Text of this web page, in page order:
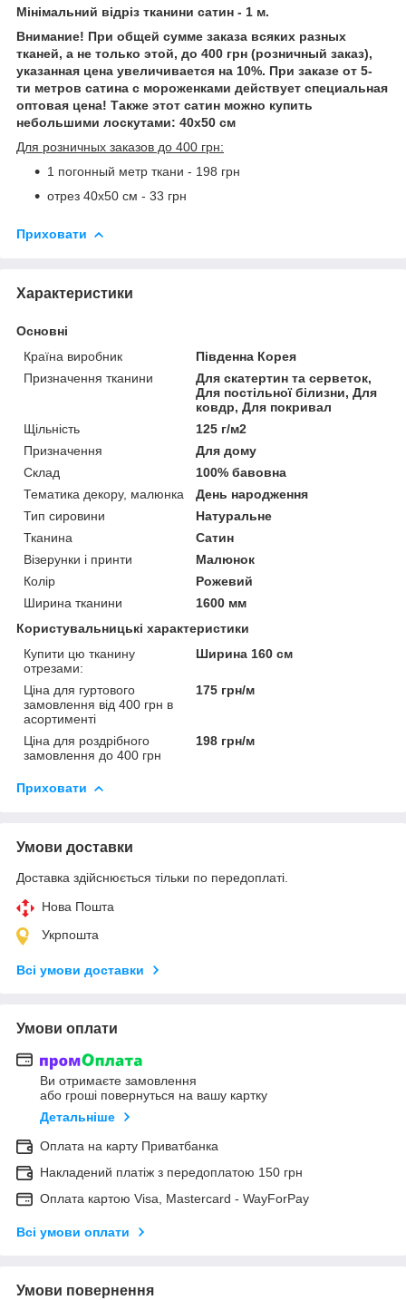
Мінімальний відріз тканини сатин - 1 м.
Внимание! При общей сумме заказа всяких разных
тканей, а не только этой, до 400 грн (розничный заказ),
указанная цена увеличивается на 10%. При заказе от 5-
ти метров сатина с мороженками действует специальная
оптовая цена! Также этот сатин можно купить
небольшими лоскутами: 40х50 см
Для розничных заказов до 400 грн:
1 погонный метр ткани - 198 грн
отрез 40х50 см - 33 грн
Приховати
Характеристики
Основні
Країна виробник
Південна Корея
Призначення тканини
Для скатертин та серветок,
Для постільної білизни, Для
ковдр, Для покривал
Щільність
125 г/м2
Призначення
Для дому
Склад
100% бавовна
Тематика декору, малюнка
День народження
Тип сировини
Натуральне
Тканина
Сатин
Візерунки і принти
Малюнок
Колір
Рожевий
Ширина тканини
1600 мм
Користувальницькі характеристики
Купити цю тканину
отрезами:
Ширина 160 см
Ціна для гуртового
замовлення від 400 грн в
асортименті
175 грн/м
Ціна для роздрібного
замовлення до 400 грн
198 грн/м
Приховати
Умови доставки
Доставка здійснюється тільки по передоплаті.
Нова Пошта
Укрпошта
Всі умови доставки
Умови оплати
Ви отримаєте замовлення
або гроші повернуться на вашу картку
Детальніше
Оплата на карту Приватбанка
Накладений платіж з передоплатою 150 грн
Оплата картою Visa, Mastercard - WayForPay
Всі умови оплати
Умови повернення